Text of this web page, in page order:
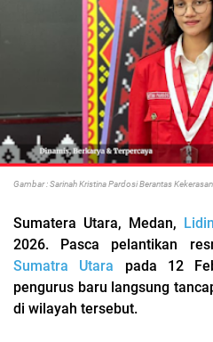
Gambar : Sarinah Kristina Pardosi Berantas
Sumatera Utara, Medan,
2026. Pasca pelantikan
Sumatra Utara pada 12
pengurus baru langsung
di wilayah tersebut.